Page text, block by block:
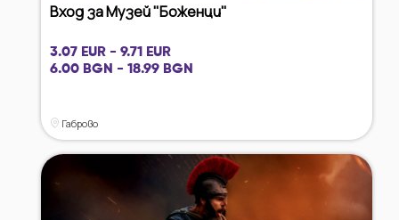
Вход за Музей "Боженци"
3.07 EUR - 9.71 EUR
6.00 BGN - 18.99 BGN
Габрово